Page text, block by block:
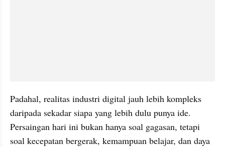
Padahal, realitas industri digital jauh lebih kompleks
daripada sekadar siapa yang lebih dulu punya ide.
Persaingan hari ini bukan hanya soal gagasan, tetapi
soal kecepatan bergerak, kemampuan belajar, dan daya